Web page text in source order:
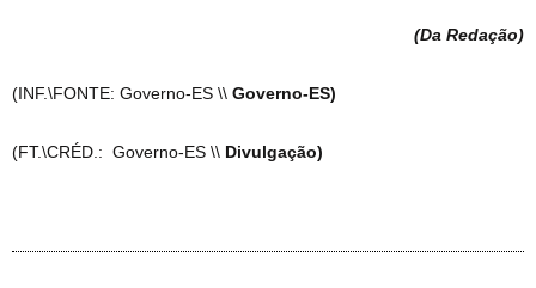
(Da Redação)
(INF.\FONTE: Governo-ES \\ Governo-ES)
(FT.\CRÉD.: Governo-ES \\ Divulgação)